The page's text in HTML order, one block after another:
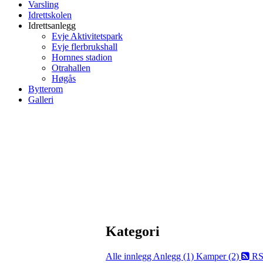
Varsling
Idrettskolen
Idrettsanlegg
Evje Aktivitetspark
Evje flerbrukshall
Hornnes stadion
Otrahallen
Høgås
Bytterom
Galleri
Kategori
Alle innlegg Anlegg (1) Kamper (2)